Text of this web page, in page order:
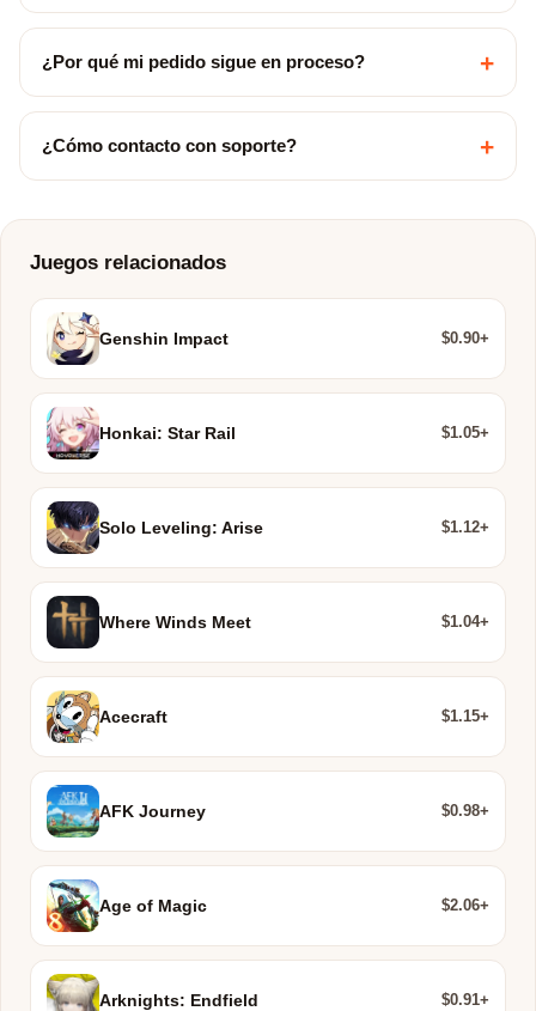
¿Por qué mi pedido sigue en proceso? +
¿Cómo contacto con soporte? +
Juegos relacionados
Genshin Impact $0.90+
Honkai: Star Rail $1.05+
Solo Leveling: Arise $1.12+
Where Winds Meet $1.04+
Acecraft $1.15+
AFK Journey $0.98+
Age of Magic $2.06+
Arknights: Endfield $0.91+